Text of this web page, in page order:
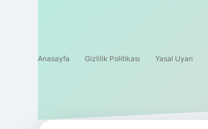
Anasayfa Gizlilik Politikası Yasal Uyarı